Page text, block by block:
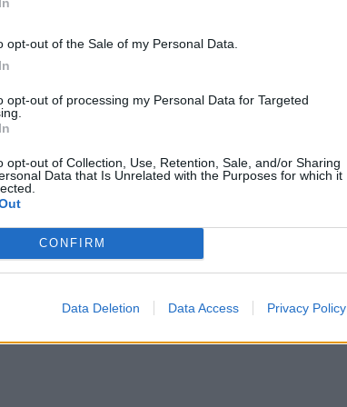
opt-out of the Sale of my Personal Data.
opt-out of processing my Personal Data for Targeted
opt-out of Collection, Use, Retention, Sale, and/or Sharing
Data that Is Unrelated with the Purposes for which it
CONFIRM
Data Deletion Data Access Privacy Policy
πιάστηκε «στα
για δωροληψία
Λάρισας συνελήφθη με
αξίας 2.500 ευρώ από το Τμήμα